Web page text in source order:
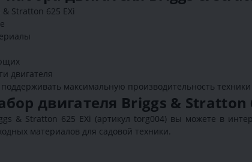
& Stratton 625 EXi
двигателя
максимальную производительность
двигателя Briggs & Stratton
& Stratton 625 EXi (артикул torg004) вы можете в
материалов для садовой техники.